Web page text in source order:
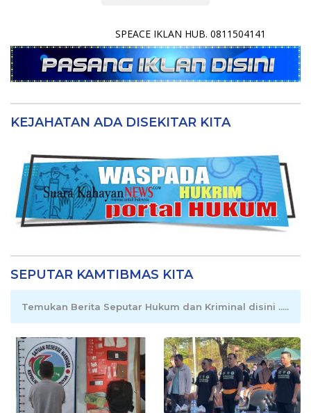
SPEACE IKLAN HUB. 0811504141
KEJAHATAN ADA DISEKITAR KITA
SEPUTAR KAMTIBMAS KITA
Temukan Berita Seputar Hukum dan Kriminal disini .....